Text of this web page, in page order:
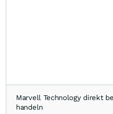
Marvell Technology direkt
handeln